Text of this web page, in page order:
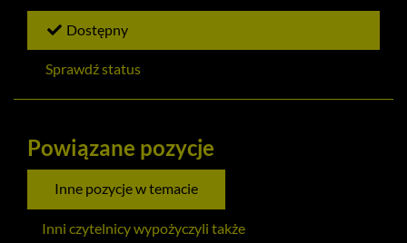
Dostępny
Sprawdź status
Powiązane pozycje
Inne pozycje w temacie
Inni czytelnicy wypożyczyli także